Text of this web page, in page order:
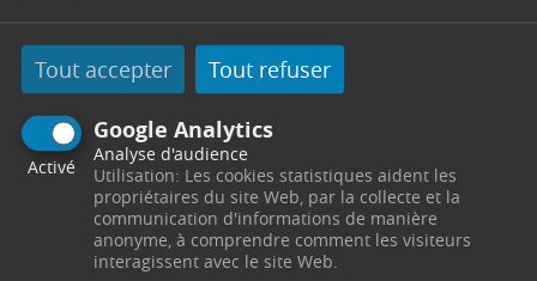
Tout accepter Tout refuser
Google Analytics
Activé
Analyse d'audience
Utilisation: Les cookies statistiques aident les
propriétaires du site Web, par la collecte et la
communication d'informations de manière
anonyme, à comprendre comment les visiteurs
interagissent avec le site Web.
CONTACT
SPORT & VIE ASSOCIATIVE
Château des RempartsBoulevard Étienne Boyer
13530Trets